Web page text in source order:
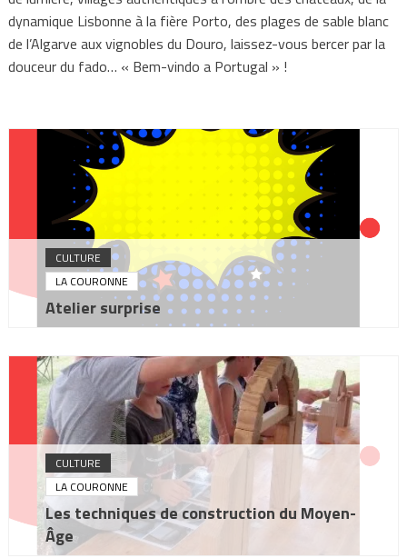
dynamique Lisbonne à la fière Porto, des plages de sable blanc
de l’Algarve aux vignobles du Douro, laissez-vous bercer par la
douceur du fado… « Bem-vindo a Portugal » !
CULTURE
LA COURONNE
Atelier surprise
CULTURE
LA COURONNE
Les techniques de construction du Moyen-
Âge